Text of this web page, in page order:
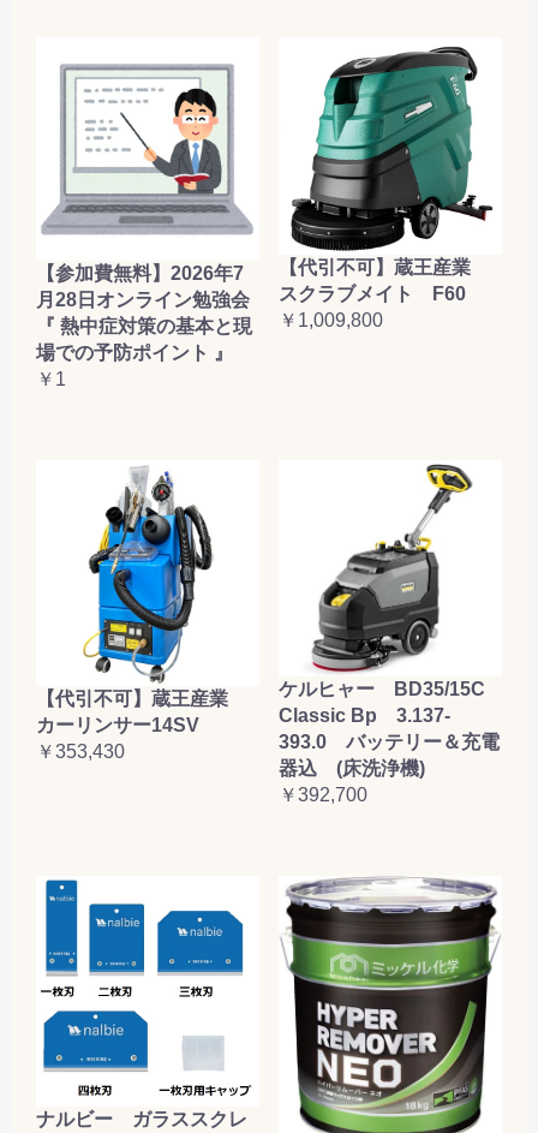
【参加費無料】2026年7
月28日オンライン勉強会
『 熱中症対策の基本と現
場での予防ポイント 』
￥1
【代引不可】蔵王産業
スクラブメイト F60
￥1,009,800
【代引不可】蔵王産業
カーリンサー14SV
￥353,430
ケルヒャー BD35/15C
Classic Bp 3.137-
393.0 バッテリー＆充電
器込 (床洗浄機)
￥392,700
ナルビー ガラススクレ